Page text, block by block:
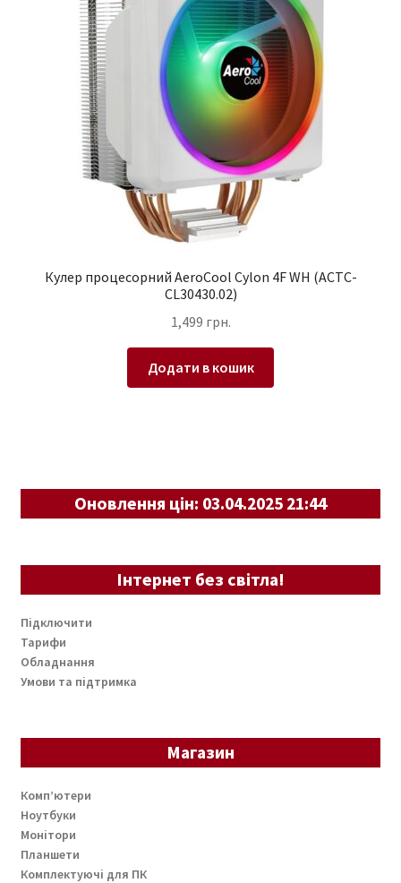
Кулер процесорний AeroCool Cylon 4F WH (ACTC-
CL30430.02)
1,499 грн.
Додати в кошик
Оновлення цін: 03.04.2025 21:44
Інтернет без світла!
Підключити
Тарифи
Обладнання
Умови та підтримка
Магазин
Комп’ютери
Ноутбуки
Монітори
Планшети
Комплектуючі для ПК